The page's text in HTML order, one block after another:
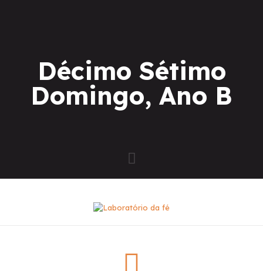
Décimo Sétimo
Domingo, Ano B